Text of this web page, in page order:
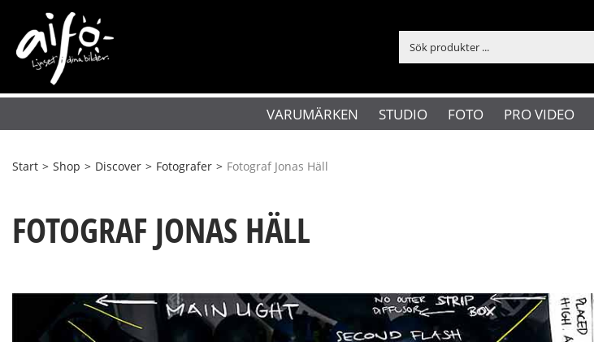
VARUMÄRKEN STUDIO FOTO PRO VIDEO
Start > Shop > Discover > Fotografer > Fotograf Jonas Häll
FOTOGRAF JONAS HÄLL